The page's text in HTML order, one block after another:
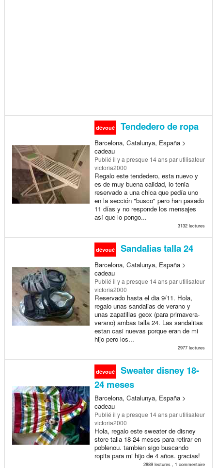
dévoué Tendedero de ropa
Barcelona, Catalunya, España >
cadeau
Publié il y a presque 14 anspar utilisateur
victoria2000
Regalo este tendedero, esta nuevo y
es de muy buena calidad, lo tenia
reservado a una chica que pedía uno
en la sección "busco" pero han pasado
11 días y no responde los mensajes
así que lo pongo...
3132 lectures
dévoué Sandalias talla 24
Barcelona, Catalunya, España >
cadeau
Publié il y a presque 14 anspar utilisateur
victoria2000
Reservado hasta el dia 9/11. Hola,
regalo unas sandalias de verano y
unas zapatillas geox (para primavera-
verano) ambas talla 24. Las sandalitas
estan casi nuevas porque eran de mi
hijo pero los...
2977 lectures
dévoué
Sweater disney 18-
24 meses
Barcelona, Catalunya, España >
cadeau
Publié il y a presque 14 anspar utilisateur
victoria2000
Hola, regalo este sweater de disney
store talla 18-24 meses para retirar en
poblenou. tambien sigo buscando
ropita para mi hijo de 4 años. gracias!
2889 lectures , 1 commentaire